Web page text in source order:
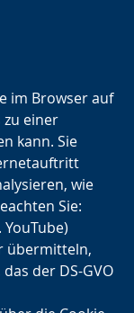
im Browser auf
zu einer
kann. Sie
wie
Sie:
übermitteln,
der DS-GVO